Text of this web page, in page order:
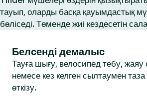
тауып, оларды басқа қауымдастық
бөліседі. Төменде жиі кездесетін
Белсенді демалыс
Тауға шығу, велосипед тебу, жаяу
немесе кез келген сылтаумен
өткізу.